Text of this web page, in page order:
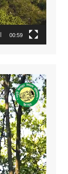
00:59